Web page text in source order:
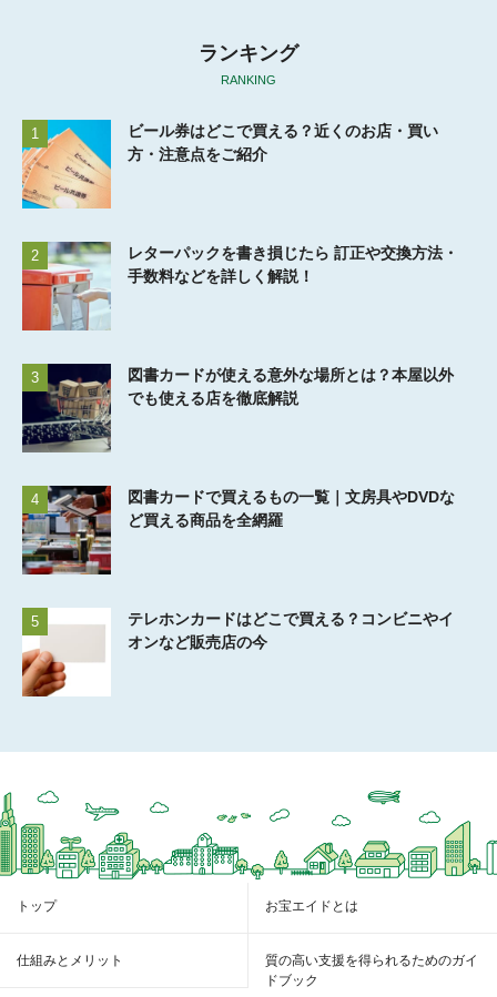
ランキング
RANKING
1
ビール券はどこで買える？近くのお店・買い
方・注意点をご紹介
2
レターパックを書き損じたら 訂正や交換方法・
手数料などを詳しく解説！
3
図書カードが使える意外な場所とは？本屋以外
でも使える店を徹底解説
4
図書カードで買えるもの一覧｜文房具やDVDな
ど買える商品を全網羅
5
テレホンカードはどこで買える？コンビニやイ
オンなど販売店の今
トップ お宝エイドとは
仕組みとメリット
質の高い支援を得られるためのガイ
ドブック